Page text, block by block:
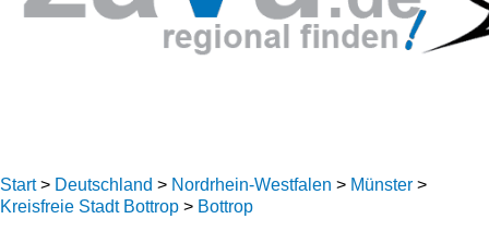
Start> Deutschland > Nordrhein-Westfalen > Münster >
Kreisfreie Stadt Bottrop > Bottrop